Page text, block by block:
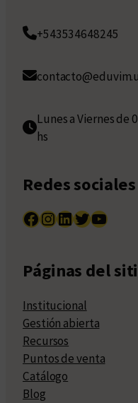
+543534648245
Lunes a Viernes de
hs
Redes sociales
Facebook InstagramLinkedIn Twitter YouTube
Páginas del
Institucional
Gestión abierta
Recursos
Puntos de venta
Catálogo
Blog